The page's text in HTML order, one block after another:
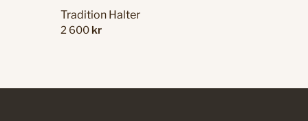
Tradition Halter
2 600 kr